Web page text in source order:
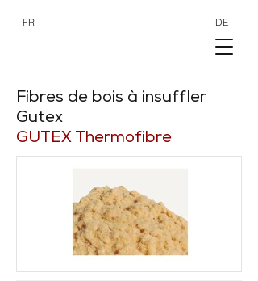
FR DE
Fibres de bois à insuffler
Gutex
GUTEX Thermofibre